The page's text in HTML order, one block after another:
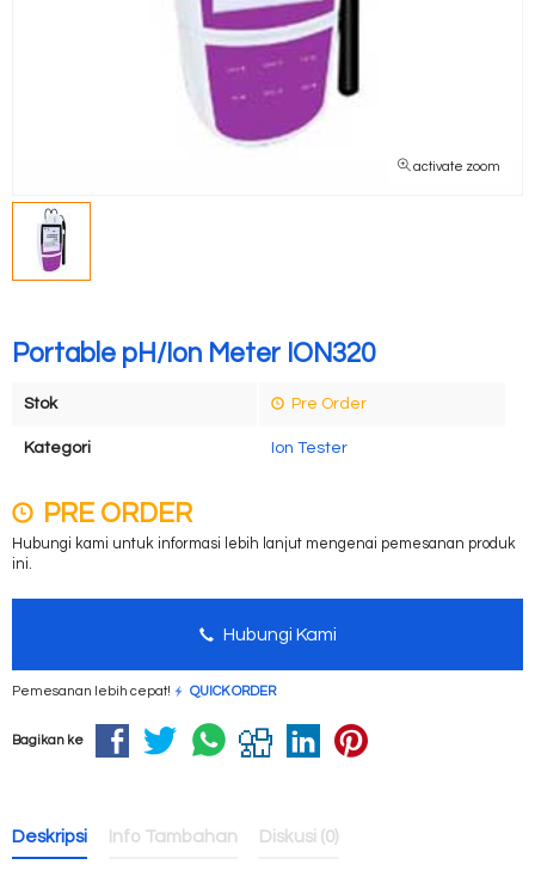
activate zoom
Portable pH/Ion Meter ION320
Stok Pre Order
Kategori Ion Tester
PRE ORDER
Hubungi kami untuk informasi lebih lanjut mengenai pemesanan produk
ini.
Hubungi Kami
Pemesanan lebih cepat! QUICK ORDER
Bagikan ke
Deskripsi Info Tambahan Diskusi (0)